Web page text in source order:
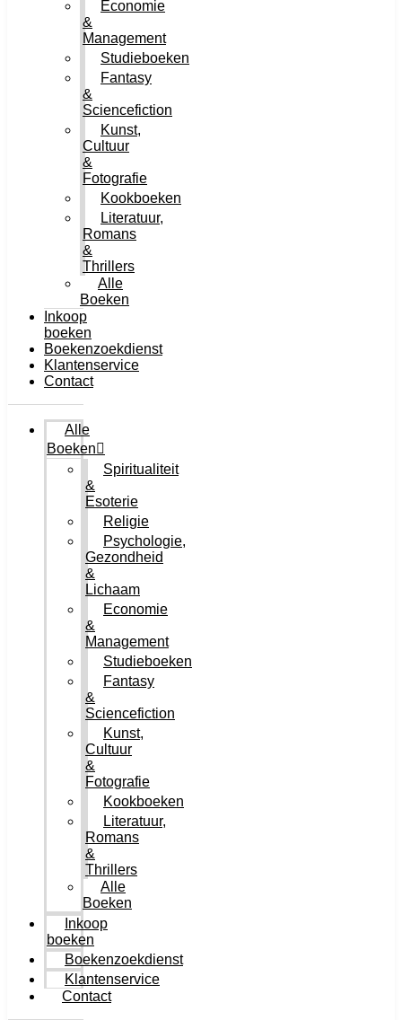
Economie
&
Management
Studieboeken
Fantasy
&
Sciencefiction
Kunst,
Cultuur
&
Fotografie
Kookboeken
Literatuur,
Romans
&
Thrillers
Alle
Boeken
Inkoop
boeken
Boekenzoekdienst
Klantenservice
Contact
Alle
Boeken
Spiritualiteit
&
Esoterie
Religie
Psychologie,
Gezondheid
&
Lichaam
Economie
&
Management
Studieboeken
Fantasy
&
Sciencefiction
Kunst,
Cultuur
&
Fotografie
Kookboeken
Literatuur,
Romans
&
Thrillers
Alle
Boeken
Inkoop
boeken
Boekenzoekdienst
Klantenservice
Contact